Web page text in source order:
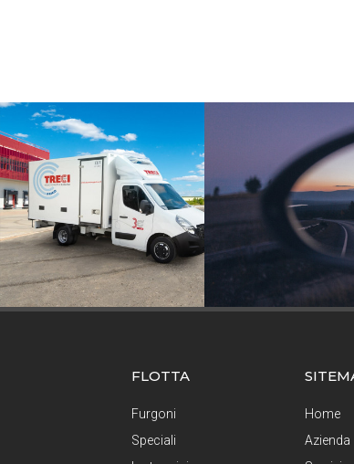
FLOTTA
Furgoni
Speciali
Home
Azienda